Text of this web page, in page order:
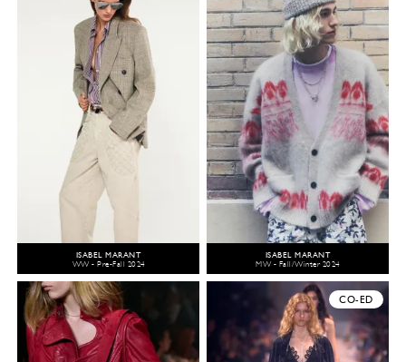
ISABEL MARANT
WW - Pre-Fall 2024
ISABEL MARANT
MW - Fall/Winter 2024
CO-ED